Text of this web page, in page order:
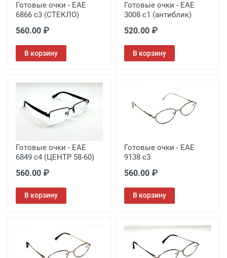
Готовые очки - EAE
6866 с3 (СТЕКЛО)
560.00 ₽
В корзину
Готовые очки - EAE
3008 c1 (антиблик)
520.00 ₽
В корзину
Готовые очки - EAE
6849 c4 (ЦЕНТР 58-60)
560.00 ₽
В корзину
Готовые очки - EAE
9138 c3
560.00 ₽
В корзину